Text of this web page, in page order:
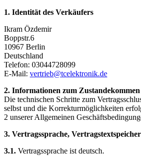
1. Identität des Verkäufers
Ikram Özdemir
Boppstr.6
10967 Berlin
Deutschland
Telefon: 03044728099
E-Mail: vertrieb@tcelektronik.de
2. Informationen zum Zustandekommen
Die technischen Schritte zum
selbst und die Korrekturmöglichkeiten
2 unserer Allgemeinen
3. Vertragssprache,
3.1. Vertragssprache ist deutsch.